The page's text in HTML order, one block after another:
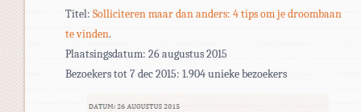
Titel: Solliciteren maar dan anders: 4 tips om je droombaan
te vinden.
Plaatsingsdatum: 26 augustus 2015
Bezoekers tot 7 dec 2015: 1.904 unieke bezoekers